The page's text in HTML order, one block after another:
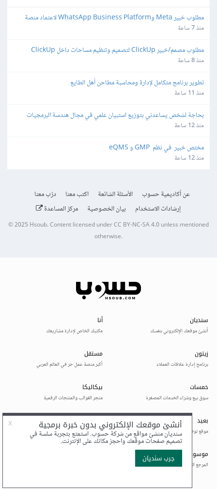
واتساب
منذ 7 ساعة
مطلوب مصمم/خبير ClickUp لتصميم وتنظيم مساحات داخل ClickUp
منذ 8 ساعة
تطوير برنامج متكامل لإدارة ومحاسبة مطاحن أهل الطايع
منذ 11 ساعة
بحاجة لشخص يساعدني بتوزيع استبيان علمي في مجال هندسة البرمجيات
منذ 12 ساعة
مختص خبير  في نظم  GMP و eQMS
منذ 12 ساعة
عن أكاديمية حسوب الأسئلة الشائعة اكتب معنا
درّب معنا
إرشادات الاستخدام
بيان الخصوصية مركز المساعدة
© 2025 Hsoub.Content licensed underCC BY-NC-SA 4.0unless mentioned
otherwise.